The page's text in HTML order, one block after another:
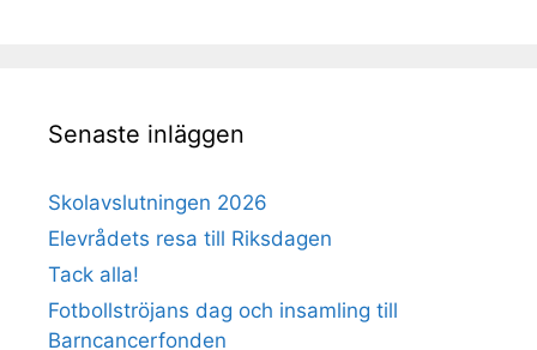
Senaste inläggen
Skolavslutningen 2026
Elevrådets resa till Riksdagen
Tack alla!
Fotbollströjans dag och insamling till
Barncancerfonden